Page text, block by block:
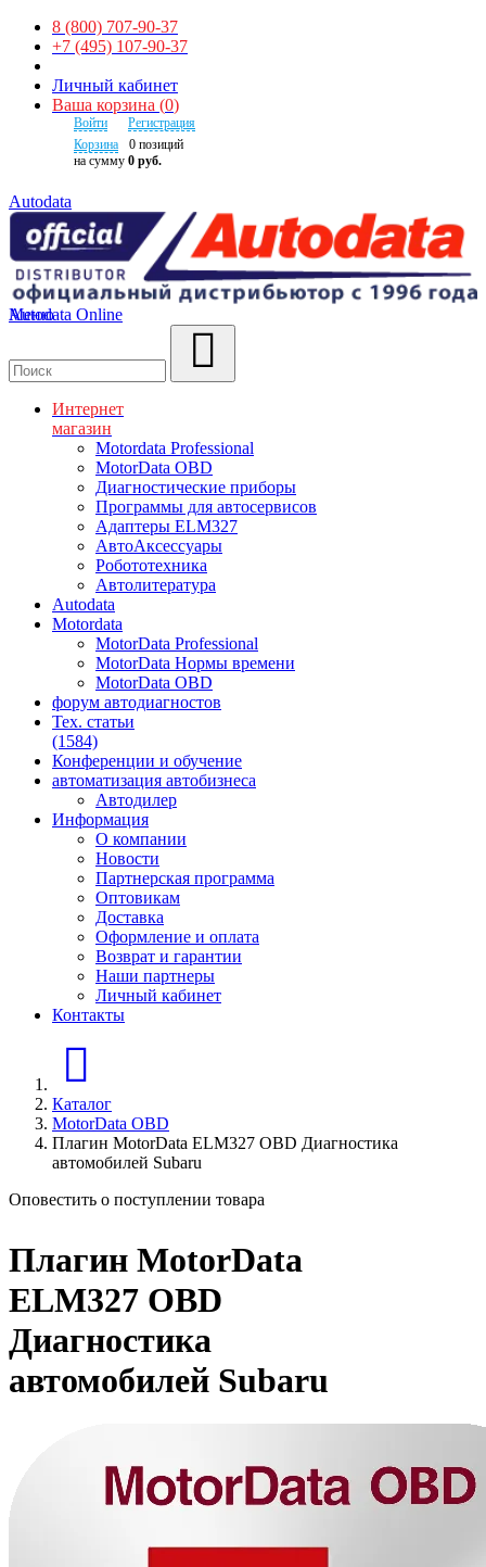
8 (800) 707-90-37
+7 (495) 107-90-37
Личный кабинет
Ваша корзина (0)
Войти
Регистрация
Корзина
0 позиций
на сумму 0 руб.
Autodata
Autodata Online
Меню
Интернет
магазин
Motordata Professional
MotorData OBD
Диагностические приборы
Программы для автосервисов
Адаптеры ELM327
АвтоАксессуары
Робототехника
Автолитература
Autodata
Motordata
MotorData Professional
MotorData Нормы времени
MotorData OBD
форум автодиагностов
Тех. статьи
(1584)
Конференции и обучение
автоматизация автобизнеса
Автодилер
Информация
О компании
Новости
Партнерская программа
Оптовикам
Доставка
Оформление и оплата
Возврат и гарантии
Наши партнеры
Личный кабинет
Контакты
Каталог
MotorData OBD
Плагин MotorData ELM327 OBD Диагностика
автомобилей Subaru
Оповестить о поступлении товара
Плагин MotorData
ELM327 OBD
Диагностика
автомобилей Subaru